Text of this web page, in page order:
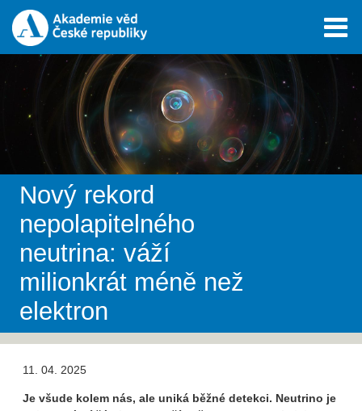
Nový rekord
nepolapitelného
neutrina: váží
milionkrát méně než
elektron
11. 04. 2025
Je všude kolem nás, ale uniká běžné detekci. Neutrino je